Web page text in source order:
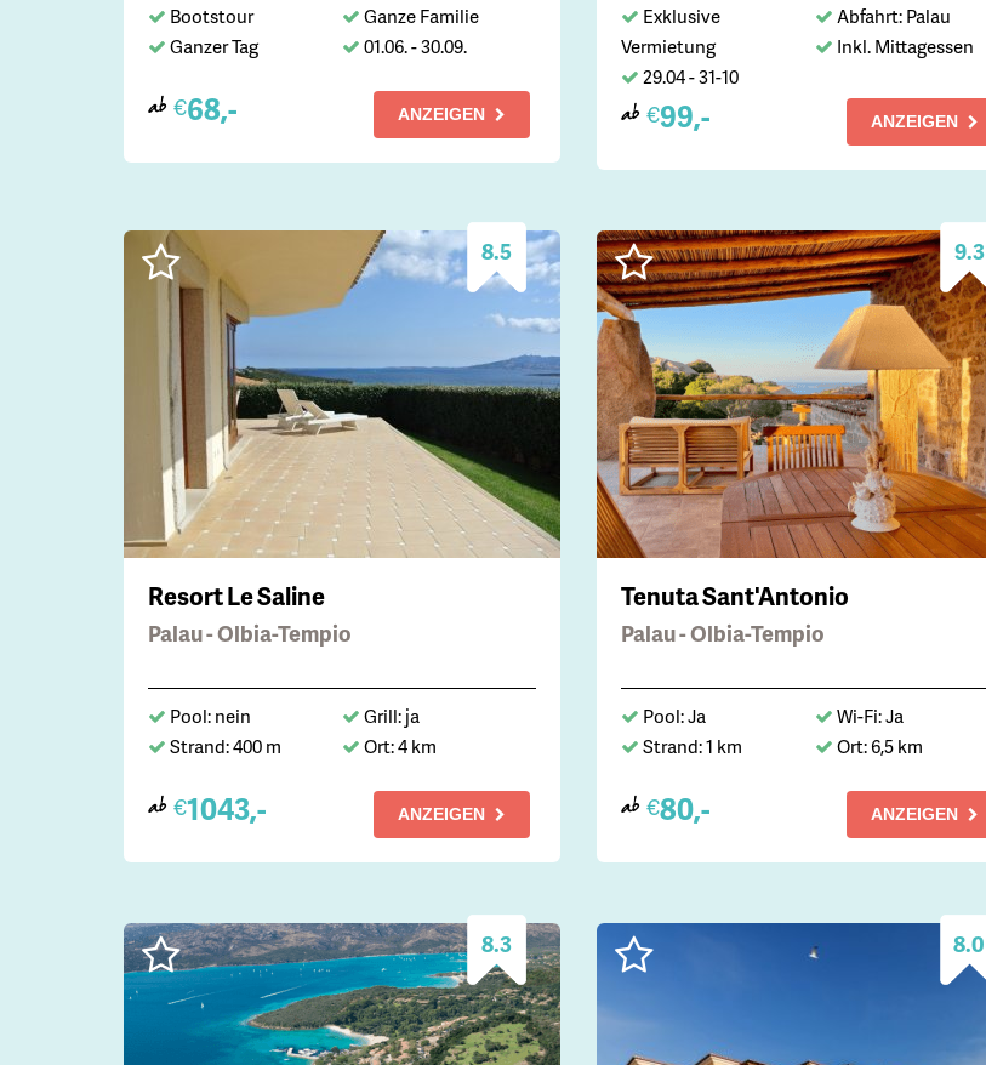
Bootstour
Ganze Familie
Ganzer Tag
01.06. - 30.09.
ab €68,- ANZEIGEN
Exklusive
Vermietung
Abfahrt: Palau
Inkl. Mittagessen
29.04 - 31-10
ab €99,- ANZEIGEN
8.5
Resort Le Saline
Palau - Olbia-Tempio
Pool: nein
Grill: ja
Strand: 400 m
Ort: 4 km
ab €1043,- ANZEIGEN
9.3
Tenuta Sant'Antonio
Palau - Olbia-Tempio
Pool: Ja
Wi-Fi: Ja
Strand: 1 km
Ort: 6,5 km
ab €80,- ANZEIGEN
8.3 8.0